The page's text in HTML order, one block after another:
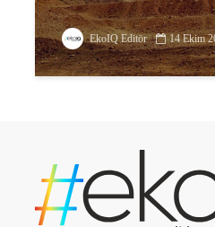
EkoIQ Editör 14 Ekim